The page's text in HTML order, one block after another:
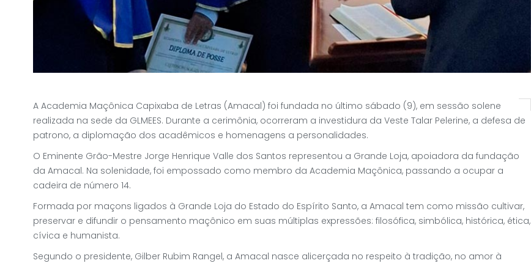
A Academia Maçônica Capixaba de Letras (Amacal) foi fundada no último sábado (9), em sessão solene
realizada na sede da GLMEES. Durante a cerimônia, ocorreram a investidura da Veste Talar Pelerine, a defesa de
patrono, a diplomação dos acadêmicos e homenagens a personalidades.
O Eminente Grão-Mestre Jorge Henrique Valle dos Santos representou a Grande Loja, apoiadora da fundação
da Amacal. Na solenidade, foi empossado como membro da Academia Maçônica, passando a ocupar a
cadeira de número 14.
Formada por maçons ligados à Grande Loja do Estado do Espírito Santo, a Amacal tem como missão cultivar,
preservar e difundir o pensamento maçônico em suas múltiplas expressões: filosófica, simbólica, histórica, ética,
cívica e humanista.
Segundo o presidente, Gilber Rubim Rangel, a Amacal nasce alicerçada no respeito à tradição, no amor à